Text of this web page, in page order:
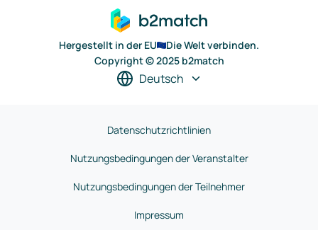
Hergestellt in der EU
Die Welt verbinden.
Copyright © 2025 b2match
Deutsch
Datenschutzrichtlinien
Nutzungsbedingungen der Veranstalter
Nutzungsbedingungen der Teilnehmer
Impressum